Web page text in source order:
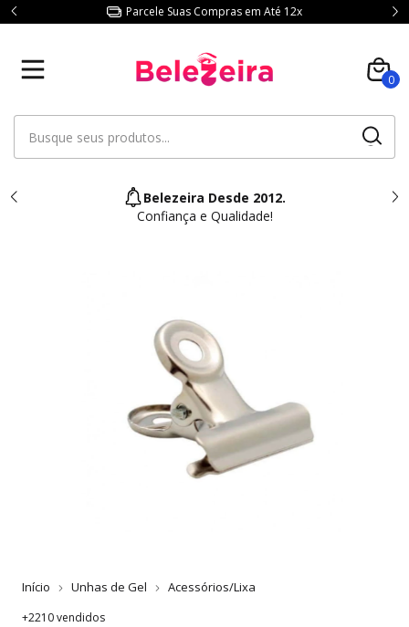
Parcele Suas Compras em Até 12x
0
Belezeira Desde 2012.
Confiança e Qualidade!
Início Unhas de Gel Acessórios/Lixa
+2210 vendidos